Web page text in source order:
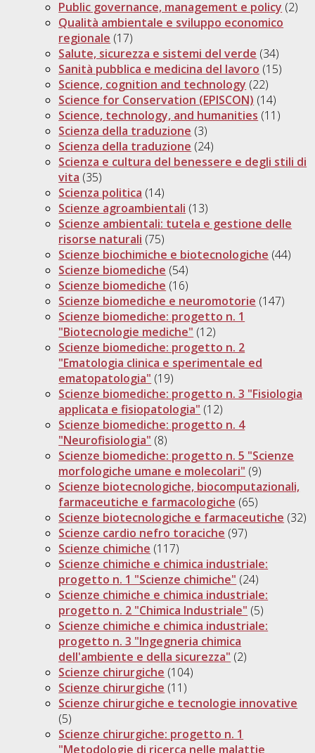
Public governance, management e policy (2)
Qualità ambientale e sviluppo economico
regionale (17)
Salute, sicurezza e sistemi del verde (34)
Sanità pubblica e medicina del lavoro (15)
Science, cognition and technology (22)
Science for Conservation (EPISCON) (14)
Science, technology, and humanities (11)
Scienza della traduzione (3)
Scienza della traduzione (24)
Scienza e cultura del benessere e degli stili di
vita (35)
Scienza politica (14)
Scienze agroambientali (13)
Scienze ambientali: tutela e gestione delle
risorse naturali (75)
Scienze biochimiche e biotecnologiche (44)
Scienze biomediche (54)
Scienze biomediche (16)
Scienze biomediche e neuromotorie (147)
Scienze biomediche: progetto n. 1
"Biotecnologie mediche" (12)
Scienze biomediche: progetto n. 2
"Ematologia clinica e sperimentale ed
ematopatologia" (19)
Scienze biomediche: progetto n. 3 "Fisiologia
applicata e fisiopatologia" (12)
Scienze biomediche: progetto n. 4
"Neurofisiologia" (8)
Scienze biomediche: progetto n. 5 "Scienze
morfologiche umane e molecolari" (9)
Scienze biotecnologiche, biocomputazionali,
farmaceutiche e farmacologiche (65)
Scienze biotecnologiche e farmaceutiche (32)
Scienze cardio nefro toraciche (97)
Scienze chimiche (117)
Scienze chimiche e chimica industriale:
progetto n. 1 "Scienze chimiche" (24)
Scienze chimiche e chimica industriale:
progetto n. 2 "Chimica Industriale" (5)
Scienze chimiche e chimica industriale:
progetto n. 3 "Ingegneria chimica
dell'ambiente e della sicurezza" (2)
Scienze chirurgiche (104)
Scienze chirurgiche (11)
Scienze chirurgiche e tecnologie innovative
(5)
Scienze chirurgiche: progetto n. 1
"Metodologie di ricerca nelle malattie